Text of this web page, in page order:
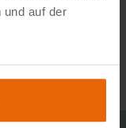
auf der
melden Sie sich